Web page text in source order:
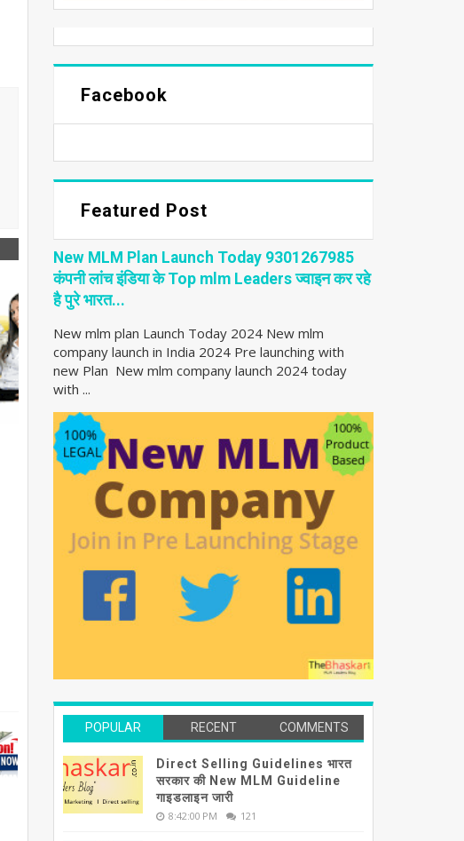
Facebook
Featured Post
New MLM Plan Launch Today 9301267985
कंपनी लांच इंडिया के Top mlm Leaders ज्वाइन कर रहे
है पुरे भारत...
New mlm plan Launch Today 2024 New mlm
company launch in India 2024 Pre launching with
new Plan New mlm company launch 2024 today
with ...
POPULAR RECENT COMMENTS
Direct Selling Guidelines भारत
सरकार की New MLM Guideline
गाइडलाइन जारी
8:42:00 PM 121